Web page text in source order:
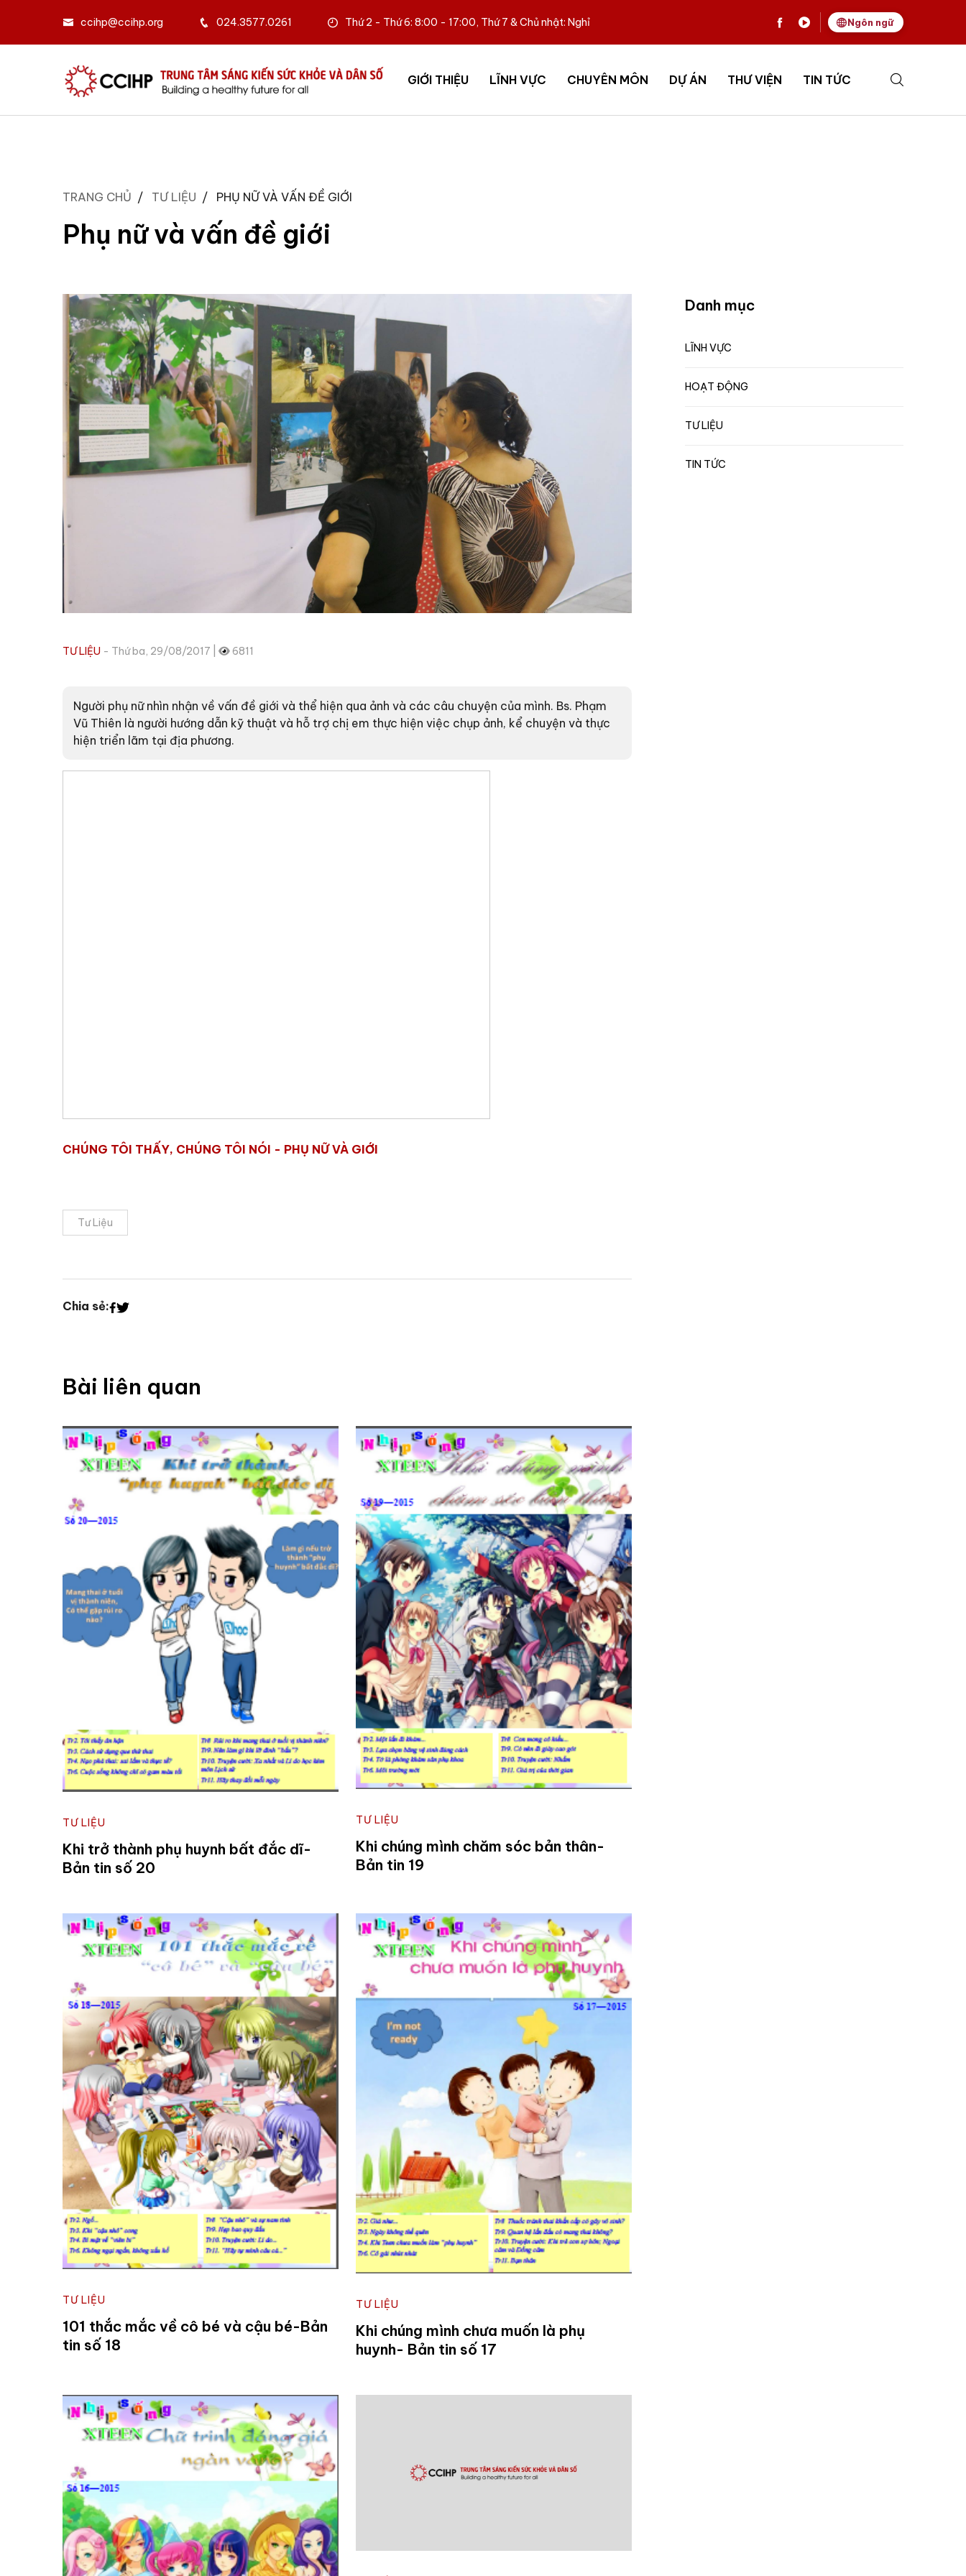
ccihp@ccihp.org 024.3577.0261 Thứ 2 - Thứ 6: 8:00 - 17:00, Thứ 7 & Chủ nhật: Nghỉ Ngôn ngữ
GIỚI THIỆU LĨNH VỰC CHUYÊN MÔN DỰ ÁN THƯ VIỆN TIN TỨC
TRANG CHỦ TƯ LIỆU PHỤ NỮ VÀ VẤN ĐỀ GIỚI
Phụ nữ và vấn đề giới
TƯ LIỆU - Thứ ba, 29/08/2017 | 6811
Người phụ nữ nhìn nhận về vấn đề giới và thể hiện qua ảnh và các câu chuyện của mình. Bs. Phạm
Vũ Thiên là người hướng dẫn kỹ thuật và hỗ trợ chị em thực hiện việc chụp ảnh, kể chuyện và thực
hiện triển lãm tại địa phương.
CHÚNG TÔI THẤY, CHÚNG TÔI NÓI - PHỤ NỮ VÀ GIỚI
Tư Liệu
Chia sẻ:
Bài liên quan
TƯ LIỆU
Khi trở thành phụ huynh bất đắc dĩ-
Bản tin số 20
TƯ LIỆU
Khi chúng mình chăm sóc bản thân-
Bản tin 19
TƯ LIỆU
101 thắc mắc về cô bé và cậu bé-Bản
tin số 18
TƯ LIỆU
Khi chúng mình chưa muốn là phụ
huynh- Bản tin số 17
Danh mục
LĨNH VỰC
HOẠT ĐỘNG
TƯ LIỆU
TIN TỨC